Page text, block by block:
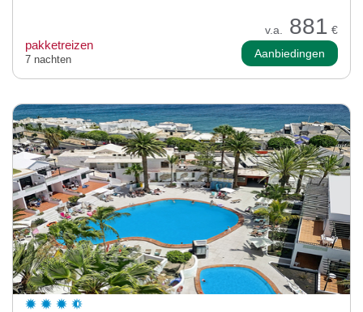
v.a. 881 €
pakketreizen
7 nachten Aanbiedingen